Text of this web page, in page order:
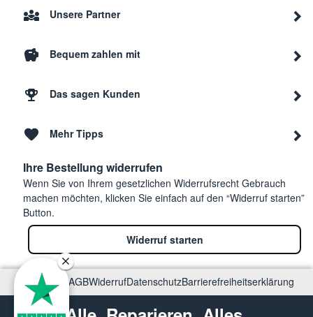
Unsere Partner
Bequem zahlen mit
Das sagen Kunden
Mehr Tipps
Ihre Bestellung widerrufen
Wenn Sie von Ihrem gesetzlichen Widerrufsrecht Gebrauch
machen möchten, klicken Sie einfach auf den “Widerruf starten”
Button.
Widerruf starten
ImpressumAGBWiderrufDatenschutzBarrierefreiheitserklärung